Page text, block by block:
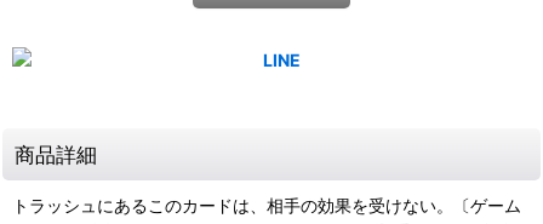
商品詳細
トラッシュにあるこのカードは、相手の効果を受けない。〔ゲーム